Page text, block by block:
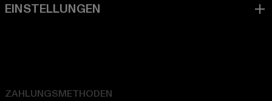
ZAHLUNGSMETHODEN